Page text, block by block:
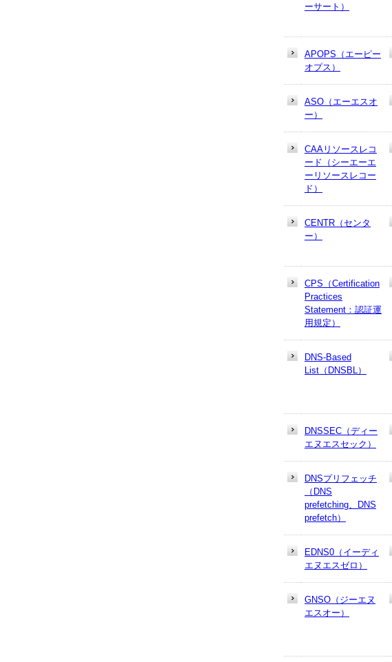
ーサート）
APOPS（エーピー
オプス）
ASO（エーエスオ
ー）
CAAリソースレコ
ード（シーエーエ
ーリソースレコー
ド）
CENTR（センタ
ー）
CPS（Certification
Practices
Statement：認証運
用規定）
DNS-Based
List（DNSBL）
DNSSEC（ディー
エヌエスセック）
DNSプリフェッチ
（DNS
prefetching、DNS
prefetch）
EDNS0（イーディ
エヌエスゼロ）
GNSO（ジーエヌ
エスオー）